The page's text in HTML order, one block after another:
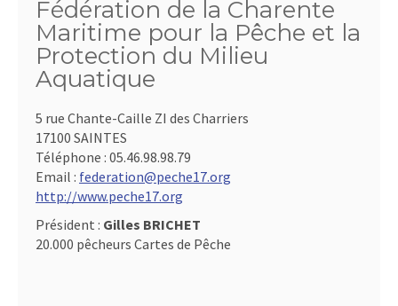
Fédération de la Charente
Maritime pour la Pêche et la
Protection du Milieu
Aquatique
5 rue Chante-Caille ZI des Charriers
17100 SAINTES
Téléphone : 05.46.98.98.79
Email : federation@peche17.org
http://www.peche17.org
Président : Gilles BRICHET
20.000 pêcheurs Cartes de Pêche